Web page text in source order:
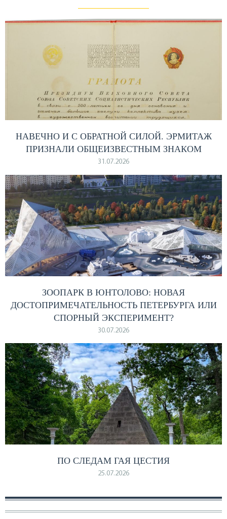
НАВЕЧНО И С ОБРАТНОЙ СИЛОЙ. ЭРМИТАЖ
ПРИЗНАЛИ ОБЩЕИЗВЕСТНЫМ ЗНАКОМ
31.07.2026
ЗООПАРК В ЮНТОЛОВО: НОВАЯ
ДОСТОПРИМЕЧАТЕЛЬНОСТЬ ПЕТЕРБУРГА ИЛИ
СПОРНЫЙ ЭКСПЕРИМЕНТ?
30.07.2026
ПО СЛЕДАМ ГАЯ ЦЕСТИЯ
25.07.2026